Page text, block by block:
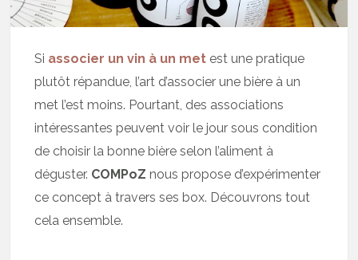
Si associer un vin à un met est une pratique
plutôt répandue, l’art d’associer une bière à un
met l’est moins. Pourtant, des associations
intéressantes peuvent voir le jour sous condition
de choisir la bonne bière selon l’aliment à
déguster. COMPoZ nous propose d’expérimenter
ce concept à travers ses box. Découvrons tout
cela ensemble.